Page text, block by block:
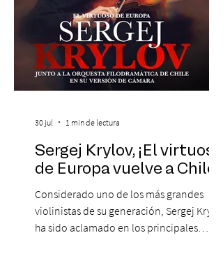
Sergej Krylov, ¡El virtuoso
de Europa vuelve a Chile!
Considerado uno de los más grandes
violinistas de su generación, Sergej Krylov
ha sido aclamado en los principales
30 jul 1 min de lectura